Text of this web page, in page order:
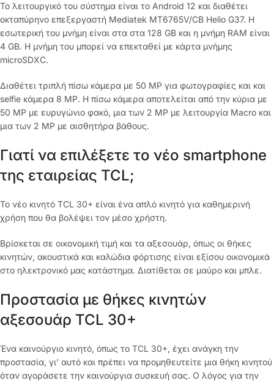
Το λειτουργικό του σύστημα είναι το Android 12 και διαθέτει
οκταπύρηνο επεξεργαστή Mediatek MT6765V/CB Helio G37. H
εσωτερική του μνήμη είναι στα στα 128 GB και η μνήμη RAM είναι
4 GB. Η μνήμη του μπορεί να επεκταθεί με κάρτα μνήμης
microSDXC.
Διαθέτει τριπλή πίσω κάμερα με 50 MP για φωτογραφίες και και
selfie κάμερα 8 MP. Η πίσω κάμερα αποτελείται από την κύρια με
50 MP με ευρυγώνιο φακό, μια των 2 MP με λειτουργία Macro και
μια των 2 MP με αισθητήρα βάθους.
Γιατί να επιλέξετε το νέο smartphone
της εταιρείας TCL;
Το νέο κινητό TCL 30+ είναι ένα απλό κινητό για καθημερινή
χρήση που θα βολέψει τον μέσο χρήστη.
Βρίσκεται σε οικονομική τιμή και τα αξεσουάρ, όπως οι θήκες
κινητών, ακουστικά και καλώδια φόρτισης είναι εξίσου οικονομικά
στο ηλεκτρονικό μας κατάστημα. Διατίθεται σε μαύρο και μπλε.
Προστασία με θήκες κινητών
αξεσουάρ TCL 30+
Ένα καινούργιο κινητό, όπως το TCL 30+, έχει ανάγκη την
προστασία, γι’ αυτό και πρέπει να προμηθευτείτε μια θήκη κινητού
όταν αγοράσετε την καινούργια συσκευή σας. Ο λόγος για την